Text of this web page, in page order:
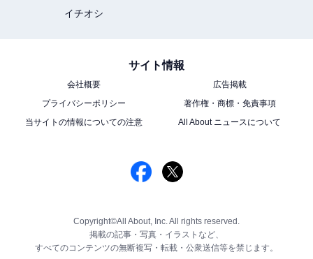
イチオシ
サイト情報
会社概要
広告掲載
プライバシーポリシー
著作権・商標・免責事項
当サイトの情報についての注意
All About ニュースについて
Copyright©All About, Inc. All rights reserved.
掲載の記事・写真・イラストなど、
すべてのコンテンツの無断複写・転載・公衆送信等を禁じます。